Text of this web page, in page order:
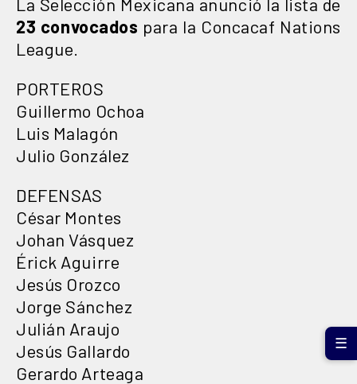
23 convocados para la Concacaf Nations
League.
PORTEROS
Guillermo Ochoa
Luis Malagón
Julio González
DEFENSAS
César Montes
Johan Vásquez
Érick Aguirre
Jesús Orozco
Jorge Sánchez
Julián Araujo
Jesús Gallardo
Gerardo Arteaga
☰